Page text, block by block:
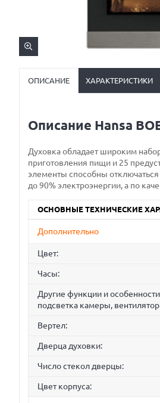
ОПИСАНИЕ ХАРАКТЕРИСТИКИ
Описание Hansa
Духовка обладает широким
приготовления пищи и 25
элементы способны
до 90% электроэнергии, а по
ОСНОВНЫЕ ТЕХНИЧЕСКИЕ
Дополнительно
Цвет:
Часы:
Другие функции и
подсветка камеры,
Вертел:
Дверца духовки:
Число стекол дверцы:
Цвет корпуса: